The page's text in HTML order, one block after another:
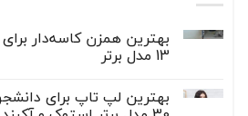
بهترین همزن کاسه‌دار
13 مدل برتر
برای
بهترین
ثبت
نشده
بهترین لپ تاپ برای